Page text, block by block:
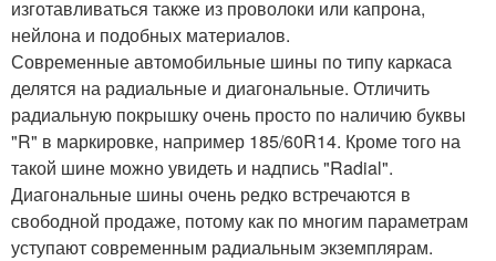
изготавливаться также из проволоки или капрона,
нейлона и подобных материалов.
Современные автомобильные шины по типу каркаса
делятся на радиальные и диагональные. Отличить
радиальную покрышку очень просто по наличию буквы
"R" в маркировке, например 185/60R14. Кроме того на
такой шине можно увидеть и надпись "Radial".
Диагональные шины очень редко встречаются в
свободной продаже, потому как по многим параметрам
уступают современным радиальным экземплярам.